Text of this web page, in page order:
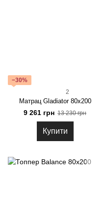
−30%
2
Матрац Gladiator 80x200
9 261 грн 13 230 грн
Купити